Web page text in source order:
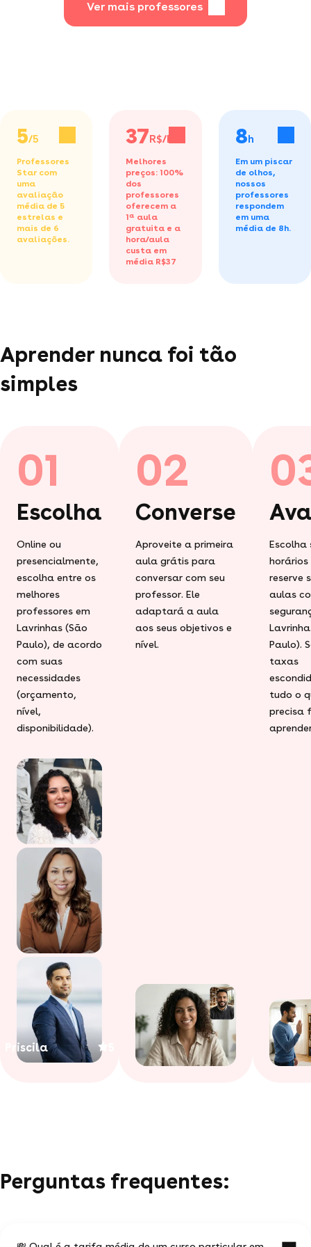
Ver mais professores
5/5
Professores
Star com
uma
avaliação
média de 5
estrelas e
mais de 6
avaliações.
37R$/h
Melhores
preços: 100%
dos
professores
oferecem a
1ª aula
gratuita e a
hora/aula
custa em
média R$37
8h
Em um piscar
de olhos,
nossos
professores
respondem
em uma
média de 8h.
Aprender nunca foi tão
simples
01
Escolha
Online ou
presencialmente,
escolha entre os
melhores
professores em
Lavrinhas (São
Paulo), de acordo
com suas
necessidades
(orçamento,
nível,
disponibilidade).
Priscila
02
Converse
Aproveite a primeira
aula grátis para
conversar com seu
professor. Ele
adaptará a aula
aos seus objetivos e
nível.
Escolha
horários
reserve
aulas
Paulo).
taxas
tudo o
precisa
Perguntas frequentes: